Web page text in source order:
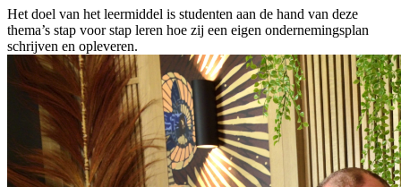
Het doel van het leermiddel is studenten aan de hand van deze
thema’s stap voor stap leren hoe zij een eigen ondernemingsplan
schrijven en opleveren.